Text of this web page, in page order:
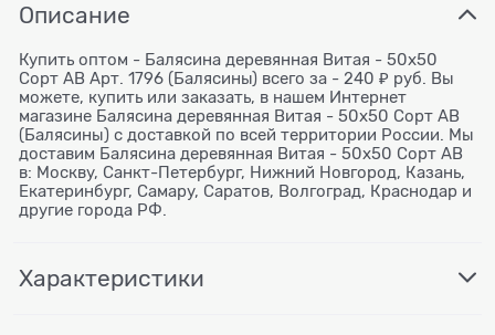
Описание
Купить оптом - Балясина деревянная Витая - 50x50
Сорт AB Арт. 1796 (Балясины) всего за - 240 ₽ руб. Вы
можете, купить или заказать, в нашем Интернет
магазине Балясина деревянная Витая - 50x50 Сорт AB
(Балясины) с доставкой по всей территории России. Мы
доставим Балясина деревянная Витая - 50x50 Сорт AB
в: Москву, Санкт-Петербург, Нижний Новгород, Казань,
Екатеринбург, Самару, Саратов, Волгоград, Краснодар и
другие города РФ.
Характеристики